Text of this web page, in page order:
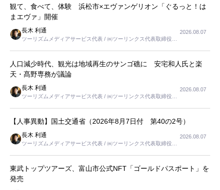
観て、食べて、体験 浜松市×エヴァンゲリオン「ぐるっと！は
まエヴァ」開催
長木 利通
ツーリズムメディアサービス代表 / ㈱ツーリンクス代表取締役社
2026.08.07
人口減少時代、観光は地域再生のサンゴ礁に 安宅和人氏と楽
天・髙野専務が議論
長木 利通
ツーリズムメディアサービス代表 / ㈱ツーリンクス代表取締役社
2026.08.07
【人事異動】国土交通省（2026年8月7日付 第40の2号）
長木 利通
ツーリズムメディアサービス代表 / ㈱ツーリンクス代表取締役社
2026.08.07
東武トップツアーズ、富山市公式NFT「ゴールドパスポート」を
発売